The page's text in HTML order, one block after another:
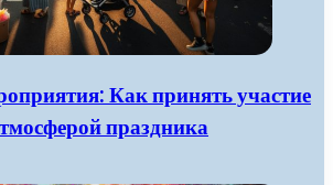
Как принять участие
праздника